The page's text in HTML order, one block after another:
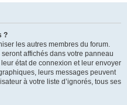
?
les autres membres du forum.
affichés dans votre panneau
état de connexion et leur envoyer
leurs messages peuvent
à votre liste d’ignorés, tous ses